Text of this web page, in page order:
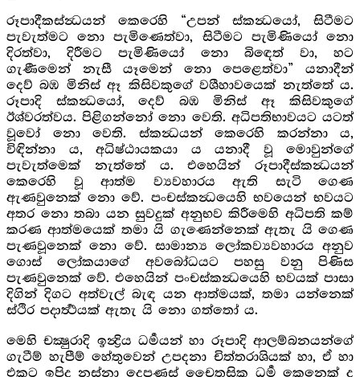
රූපාදීකස්න්‍ධයන් කෙරෙහි “උපන් ස්කන්‍ධයෝ, සිටීමට
පැවැත්මට නො පැමිණෙත්වා, සිටීමට පැමිණියෝ නො
දිරත්වා, දිරීමට පැමිණියෝ නො බිඳෙත් වා, හට
ගැණීමෙන් නැසී යෑමෙන් නො පෙළෙත්වා” යනාදීන්
දෙව් බඹ මිනිස් ඈ කිසිවකුගේ වශීහාවයෙක් නැත්තේ ය.
රූපාදි ස්කන්‍ධයෝ, දෙව් බඹ මිනිස් ඈ කිසිවකුගේ
ඊශ්වරත්වය. පිළිගන්නෝ නො වෙති. අධිපතිභාවයට යටත්
වූවෝ නො වෙති. ස්කන්‍ධයන් කෙරෙහි කරන්නා ය,
විඳින්නා ය, අධිෂ්ඨායකයා ය යනාදී වූ මොවුන්ගේ
පැවැත්මෙක් නැත්තේ ය. එහෙයින් රූපාදීස්කන්‍ධයන්
කෙරෙහි වූ ආත්ම ව්‍යවහාරය ඇති සැටි ගෙණ
ඇණවුනෙක් නො වේ. පංචස්කන්‍ධයෙහි භවයෙන් භවයට
අතර නො තබා යන සුවදුක් අනුභව කිරීමෙහි අධිපති කම්
කරණ ආත්මයෙක් තමා යි ගැණෙන්නෙක් ඇතැ යි ගෙණ
පැණවූනෙක් නො වේ. සාමාන්‍ය ලෝකව්‍යවහාරය අනුව
ගොස් ලෝකයාගේ අවබෝධයට පහසු වනු පිණිස
පැණවුනෙක් වේ. එහෙයින් පංචස්කන්‍ධයෙහි භවයක් පාසා
දිගින් දිගට අත්වැල් බැඳ යන ආත්මයක්, තමා යන්නෙක්
ස්ථිර පදාර්‍ත්‍ථයක් ඇතැ යි නො ගත්තෝ ය.
මෙහි චක්‍ෂුරාදි ඉන්‍ද්‍රිය ධර්‍මයන් හා රූපාදි ආලම්බනයන්ගේ
ගැටීම් හැපීම් හේතුවෙන් උපදනා චිත්තරාශියක් හා, ඒ හා
එකට ඉපිද නස්නා දෙපණස් චෛතසික ධර්‍ම කෙනෙක් ද